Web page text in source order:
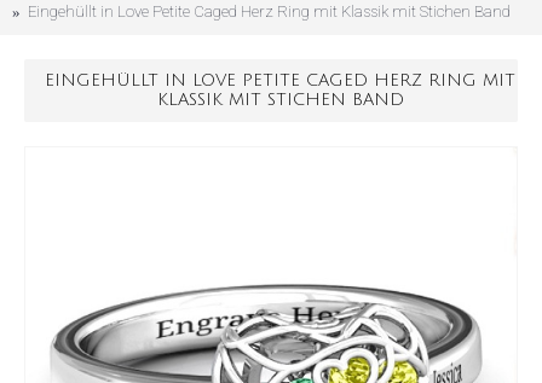
Eingehüllt in Love Petite Caged Herz Ring mit Klassik mit Stichen Band
EINGEHÜLLT IN LOVE PETITE CAGED HERZ RING MIT
KLASSIK MIT STICHEN BAND